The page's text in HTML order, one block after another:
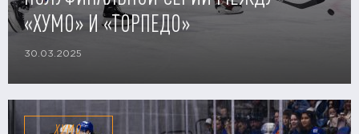
«ХУМО» И «ТОРПЕДО»
30.03.2025
ХУМО